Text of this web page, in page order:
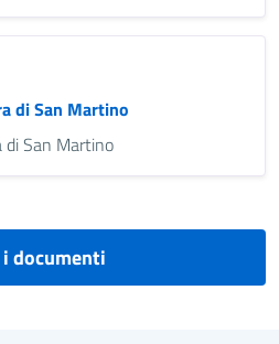
di San Martino
di San Martino
documenti